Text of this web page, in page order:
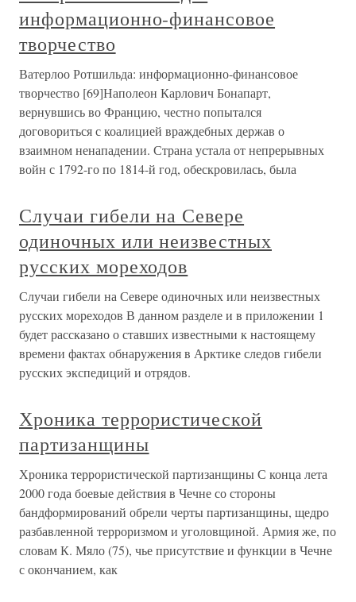
информационно-финансовое
творчество
Ватерлоо Ротшильда: информационно-финансовое
творчество [69]Наполеон Карлович Бонапарт,
вернувшись во Францию, честно попытался
договориться с коалицией враждебных держав о
взаимном ненападении. Страна устала от непрерывных
войн с 1792-го по 1814-й год, обескровилась, была
Случаи гибели на Севере
одиночных или неизвестных
русских мореходов
Случаи гибели на Севере одиночных или неизвестных
русских мореходов В данном разделе и в приложении 1
будет рассказано о ставших известными к настоящему
времени фактах обнаружения в Арктике следов гибели
русских экспедиций и отрядов.
Хроника террористической
партизанщины
Хроника террористической партизанщины С конца лета
2000 года боевые действия в Чечне со стороны
бандформирований обрели черты партизанщины, щедро
разбавленной терроризмом и уголовщиной. Армия же, по
словам К. Мяло (75), чье присутствие и функции в Чечне
с окончанием, как